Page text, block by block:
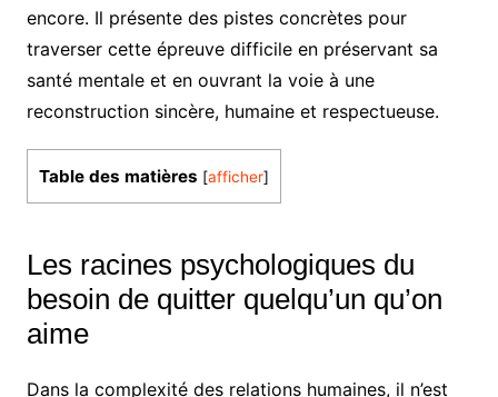
encore. Il présente des pistes concrètes pour
traverser cette épreuve difficile en préservant sa
santé mentale et en ouvrant la voie à une
reconstruction sincère, humaine et respectueuse.
Table des matières [afficher]
Les racines psychologiques du
besoin de quitter quelqu’un qu’on
aime
Dans la complexité des relations humaines, il n’est